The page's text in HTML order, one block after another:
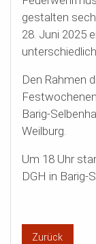
gestalten
28. Juni 2025
Den Rahmen
Barig-
Weilburg.
Um 18 Uhr
DGH in Barig-
Zurück